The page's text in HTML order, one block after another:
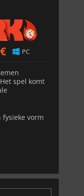
€ PC
spel komt
fysieke vorm